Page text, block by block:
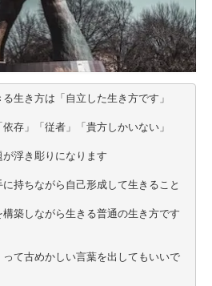
生き方は「自立した生き方です」
存」「従者」「貴方しかいない」
浮き彫りになります
持ちながら自己形成して生きること
築しながら生きる普通の生き方です
て古めかしい言葉を出してもいいで